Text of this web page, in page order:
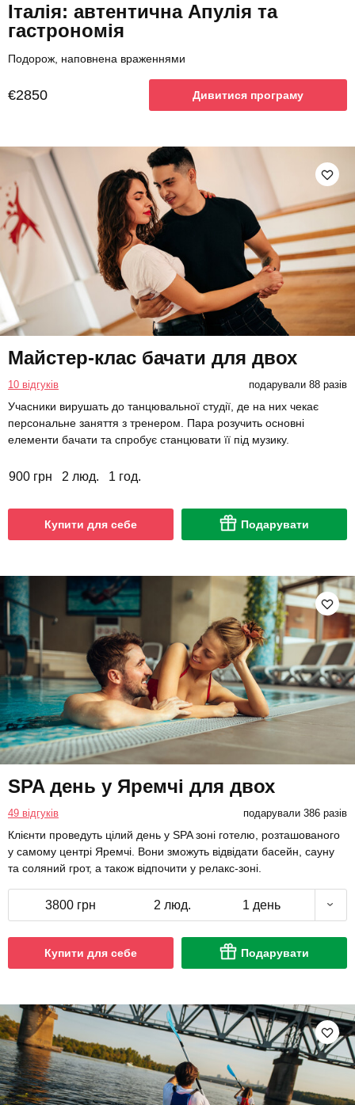
Італія: автентична Апулія та
гастрономія
Подорож, наповнена враженнями
€2850 Дивитися програму
Майстер-клас бачати для двох
10 відгуків подарували 88 разів
Учасники вирушать до танцювальної студії, де на них чекає
персональне заняття з тренером. Пара розучить основні
елементи бачати та спробує станцювати її під музику.
900 грн 2 люд. 1 год.
Купити для себе Подарувати
SPA день у Яремчі для двох
49 відгуків подарували 386 разів
Клієнти проведуть цілий день у SPA зоні готелю, розташованого
у самому центрі Яремчі. Вони зможуть відвідати басейн, сауну
та соляний грот, а також відпочити у релакс-зоні.
3800 грн 2 люд. 1 день
Купити для себе Подарувати